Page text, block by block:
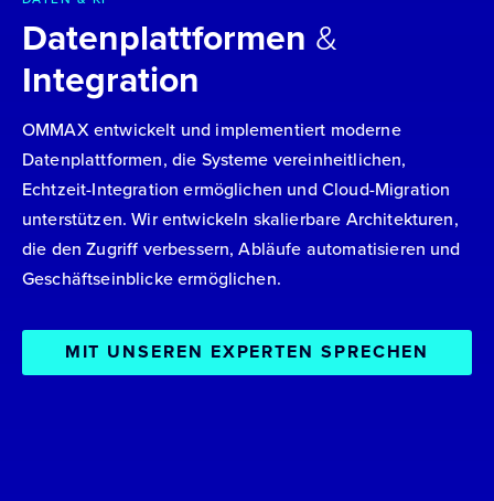
Datenplattformen &
Integration
OMMAX entwickelt und implementiert moderne
Datenplattformen, die Systeme vereinheitlichen,
Echtzeit-Integration ermöglichen und Cloud-Migration
unterstützen. Wir entwickeln skalierbare Architekturen,
die den Zugriff verbessern, Abläufe automatisieren und
Geschäftseinblicke ermöglichen.
MIT UNSEREN EXPERTEN SPRECHEN